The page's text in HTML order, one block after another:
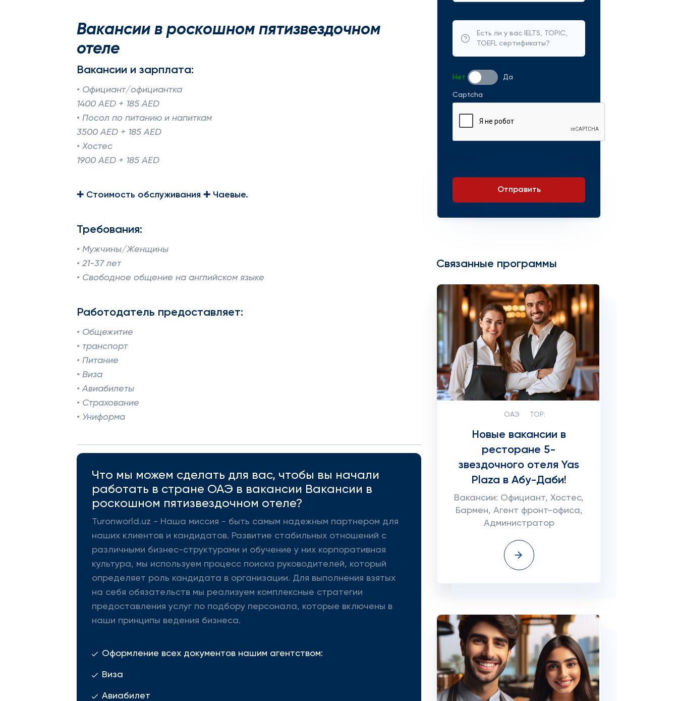
Вакансии в роскошном пятизвездочном
отеле
Вакансии и зарплата:
• Официант/официантка
1400 AED + 185 AED
• Посол по питанию и напиткам
3500 AED + 185 AED
• Хостес
1900 AED + 185 AED
➕ Стоимость обслуживания ➕ Чаевые.
Требования:
• Мужчины/Женщины
• 21-37 лет
• Свободное общение на английском языке
Работодатель предоставляет:
• Общежитие
• транспорт
• Питание
• Виза
• Авиабилеты
• Страхование
• Униформа
Что мы можем сделать для вас, чтобы вы начали
работать в стране ОАЭ в вакансии Вакансии в
роскошном пятизвездочном отеле?
Turonworld.uz - Наша миссия - быть самым надежным партнером для
наших клиентов и кандидатов. Развитие стабильных отношений с
различными бизнес-структурами и обучение у них корпоративная
культура, мы используем процесс поиска руководителей, который
определяет роль кандидата в организации. Для выполнения взятых
на себя обязательств мы реализуем комплексные стратегии
предоставления услуг по подбору персонала, которые включены в
наши принципы ведения бизнеса.
Оформление всех документов нашим агентством:
Виза
Авиабилет
Есть ли у вас IELTS, TOPIC,
TOEFL сертификаты?
Нет Да
Captcha
Отправить
Связанные программы
ОАЭ TOP:
Новые вакансии в
ресторане 5-
звездочного отеля Yas
Plaza в Абу-Даби!
Вакансии: Официант, Хостес,
Бармен, Агент фронт-офиса,
Администратор